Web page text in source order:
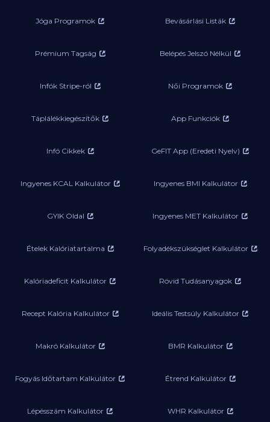
Jóga Programok Bevásárlási Listák
Prémium Tagság Belépés Jelszó Nélkül
Infók Stripe-ról Női Programok
Táplálékkiegészítők App Funkciók
Infó Cikkek GeFIT App (Eredeti Nyelv)
Ingyenes KCAL Kalkulátor Ingyenes BMI Kalkulátor
GYIK Oldal Ingyenes MET Kalkulátor
Ételek Kalóriatartalma Folyadékszükséglet Kalkulátor
Kalóriadeficit Kalkulátor Rövid Tudásanyagok
Recept Kalória Kalkulátor Ideális Testsúly Kalkulátor
Makró Kalkulátor BMR Kalkulátor
Fogyás Időtartam Kalkulátor Étrend Kalkulátor
Lépésszám Kalkulátor WHR Kalkulátor